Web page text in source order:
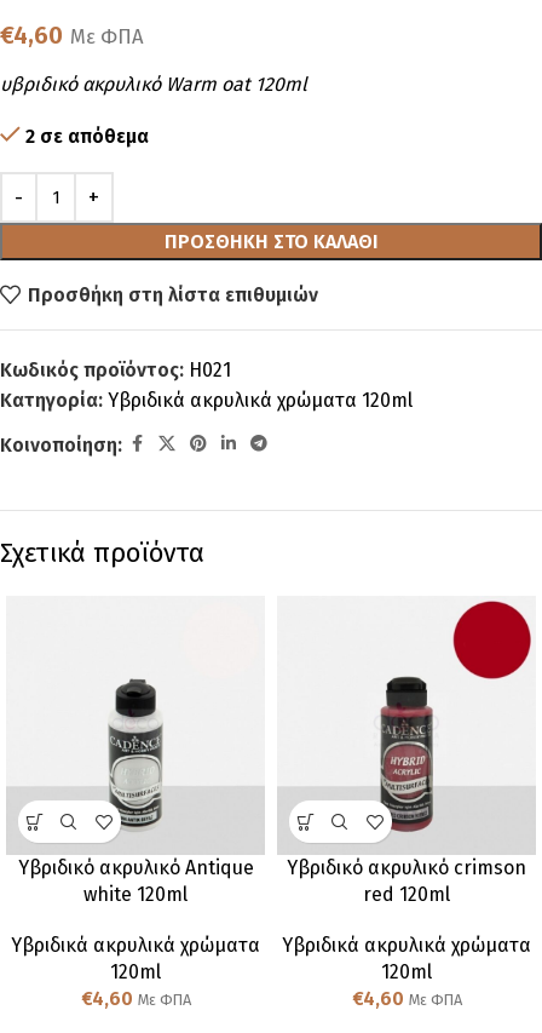
€4,60 Με ΦΠΑ
υβριδικό ακρυλικό Warm oat 120ml
2 σε απόθεμα
ΠΡΟΣΘΉΚΗ ΣΤΟ ΚΑΛΆΘΙ
Προσθήκη στη λίστα επιθυμιών
Κωδικός προϊόντος: H021
Κατηγορία: Υβριδικά ακρυλικά χρώματα 120ml
Κοινοποίηση:
Σχετικά προϊόντα
Υβριδικό ακρυλικό Antique
white 120ml
Υβριδικά ακρυλικά χρώματα
120ml
€4,60 Με ΦΠΑ
Υβριδικό ακρυλικό crimson
red 120ml
Υβριδικά ακρυλικά χρώματα
120ml
€4,60 Με ΦΠΑ